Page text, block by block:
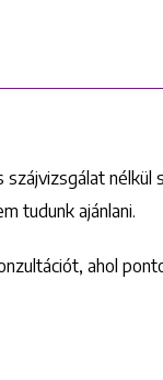
szájvizsgálat
tudunk ajánlani.
ahol